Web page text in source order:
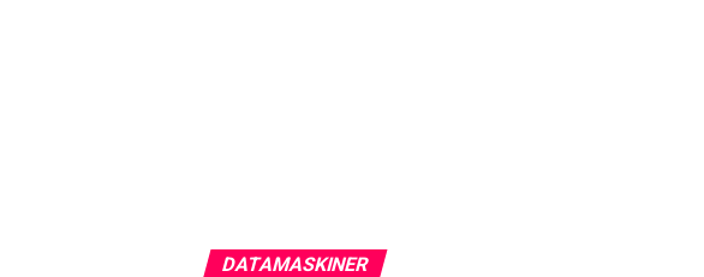
DATAMASKINER